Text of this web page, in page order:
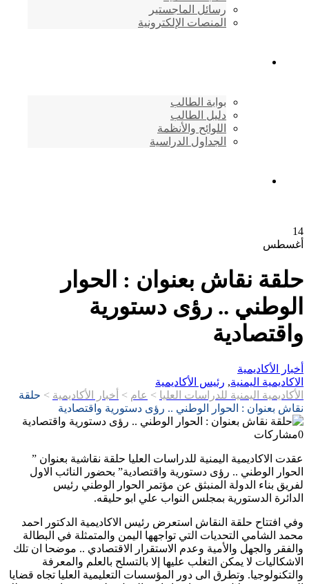
رسائل الماجستير
المنصات الإلكترونية
بوابة الطالب
دليل الطالب
اللوائح والأنظمة
الجداول الدراسية
14
أغسطس
حلقة نقاش بعنوان : الحوار
الوطني .. رؤى دستورية
واقتصادية
أخبار الأكاديمية
الاكاديمية اليمنية, رئيس الأكاديمية
الأكاديمية اليمنية للدراسات العليا > عام > أخبار الأكاديمية > حلقة
نقاش بعنوان : الحوار الوطني .. رؤى دستورية واقتصادية
0مشاركات
عقدت الاكاديمية اليمنية للدراسات العليا حلقة نقاشية بعنوان ”
الحوار الوطني .. رؤى دستورية واقتصادية” بحضور النائب الاول
لفريق بناء الدولة المنبثق عن مؤتمر الحوار الوطني رئيس
الدائرة الدستورية بمجلس النواب علي ابو حليقه.
وفي افتتاح حلقة النقاش استعرض رئيس الاكاديمية الدكتور احمد
محمد الشامي التحديات التي تواجهها اليمن والمتمثلة في البطالة
والفقر والجهل والأمية وعدم الاستقرار الاقتصادي .. موضحا ان تلك
الاشكاليات لا يمكن التغلب عليها إلا بالتسلح بالعلم والمعرفة
والتكنولوجيا. وتطرق الى دور المؤسسات التعليمية العليا تجاه قضايا